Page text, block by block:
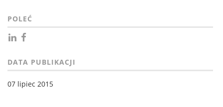
POLEĆ
DATA PUBLIKACJI
07 lipiec 2015